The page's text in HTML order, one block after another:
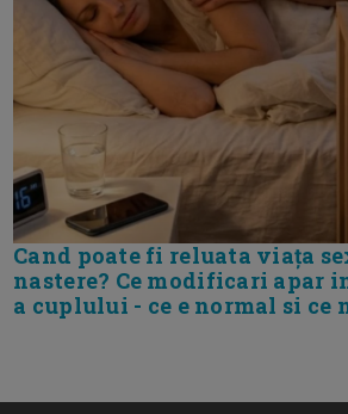
Cand poate fi reluata viața
nastere? Ce modificari apar
a cuplului - ce e normal si ce